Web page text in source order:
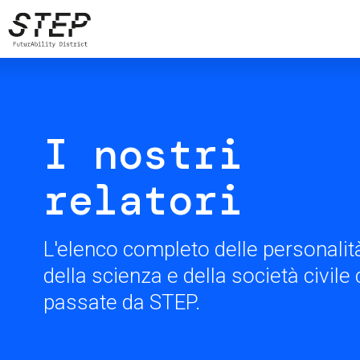
Salta
al
contenuto
I nostri
relatori
L'elenco completo delle
della scienza e della società civile
passate da STEP.